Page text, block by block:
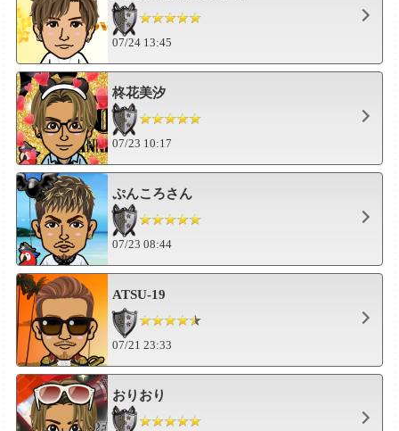
07/24 13:45
柊花美汐
07/23 10:17
ぷんころさん
07/23 08:44
ATSU-19
07/21 23:33
おりおり